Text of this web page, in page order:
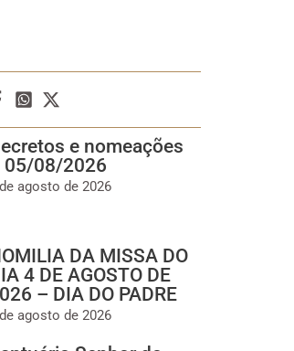
e nomeações
05/08/2026
agosto de 2026
DA MISSA DO
4 DE AGOSTO DE
– DIA DO PADRE
agosto de 2026